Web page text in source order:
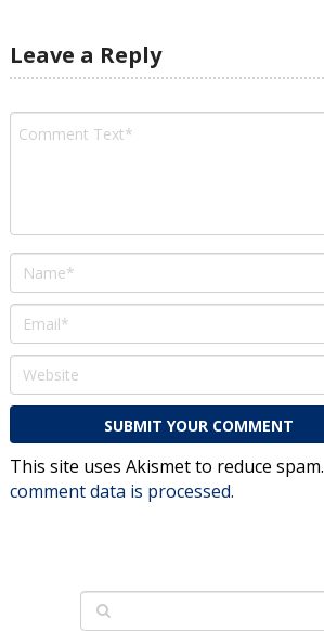
Leave a Reply
This site uses Akismet to reduce spam.
comment data is processed.